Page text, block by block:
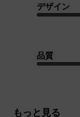
デザイン
品質
もっと見る